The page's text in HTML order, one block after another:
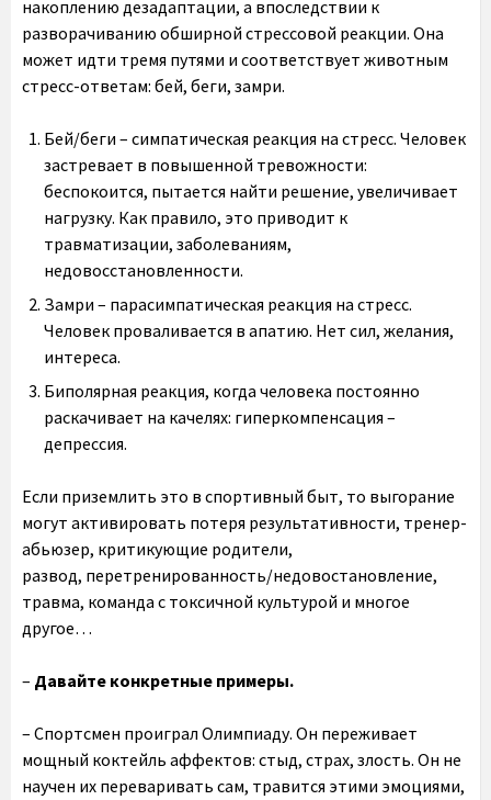
накоплению дезадаптации, а впоследствии к
разворачиванию обширной стрессовой реакции. Она
может идти тремя путями и соответствует животным
стресс-ответам: бей, беги, замри.
Бей/беги – симпатическая реакция на стресс. Человек
застревает в повышенной тревожности:
беспокоится, пытается найти решение, увеличивает
нагрузку. Как правило, это приводит к
травматизации, заболеваниям,
недовосстановленности.
Замри – парасимпатическая реакция на стресс.
Человек проваливается в апатию. Нет сил, желания,
интереса.
Биполярная реакция, когда человека постоянно
раскачивает на качелях: гиперкомпенсация –
депрессия.
Если приземлить это в спортивный быт, то выгорание
могут активировать потеря результативности, тренер-
абьюзер, критикующие родители,
развод, перетренированность/недовостановление,
травма, команда с токсичной культурой и многое
другое…
– Давайте конкретные примеры.
– Спортсмен проиграл Олимпиаду. Он переживает
мощный коктейль аффектов: стыд, страх, злость. Он не
научен их переваривать сам, травится этими эмоциями,